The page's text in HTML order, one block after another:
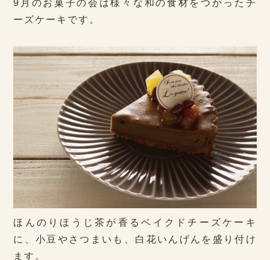
9月のお菓子の会は様々な和の食材をつかったチ
ーズケーキです。
ほんのりほうじ茶が香るベイクドチーズケーキ
に、小豆やさつまいも、白花いんげんを盛り付け
ます。